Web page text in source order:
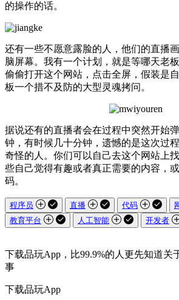
的操作的话。
还有一些不愿意露脸的人，他们的直播
脑屏幕。我有一个计划，就是等哪天老
偷偷打开这个网站，点击全屏，假装是
板一个措不及防的大型灵魂拷问。
据说还有的直播者会在过程中突然开始
钟，有时候几十分钟，遗憾的是这次过
奇怪的人。你们可以自己去这个网站上
些自己觉得有趣或者真正需要的内容，
码。
程序员 直播 代码
教育平台
人工智能 开发者
下载品玩App，比99.9%的人更先知道关
事
下载品玩App